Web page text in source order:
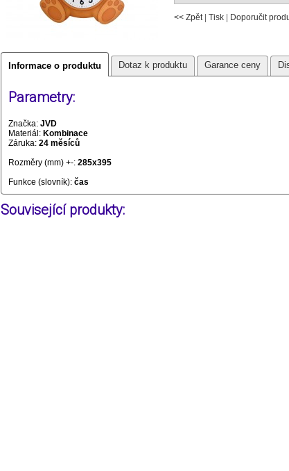
<< Zpět| Tisk Doporučit
Informace o produktu Dotaz k produktu Garance ceny
Parametry:
Značka: JVD
Materiál: Kombinace
Záruka: 24 měsíců
Rozměry (mm) +-: 285x395
Funkce (slovník): čas
Související produkty: